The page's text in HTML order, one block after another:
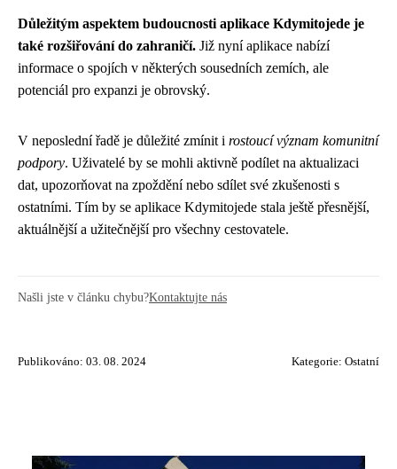
Důležitým aspektem budoucnosti aplikace Kdymitojede je
také rozšiřování do zahraničí. Již nyní aplikace nabízí
informace o spojích v některých sousedních zemích, ale
potenciál pro expanzi je obrovský.
V neposlední řadě je důležité zmínit i rostoucí význam komunitní
podpory. Uživatelé by se mohli aktivně podílet na aktualizaci
dat, upozorňovat na zpoždění nebo sdílet své zkušenosti s
ostatními. Tím by se aplikace Kdymitojede stala ještě přesnější,
aktuálnější a užitečnější pro všechny cestovatele.
Našli jste v článku chybu?Kontaktujte nás
Publikováno: 03. 08. 2024 Kategorie: Ostatní